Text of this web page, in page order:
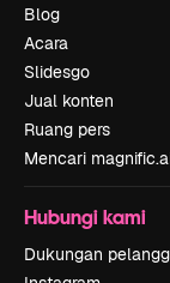
Blog
Acara
Slidesgo
Jual konten
Ruang pers
Mencari
Hubungi kami
Dukungan